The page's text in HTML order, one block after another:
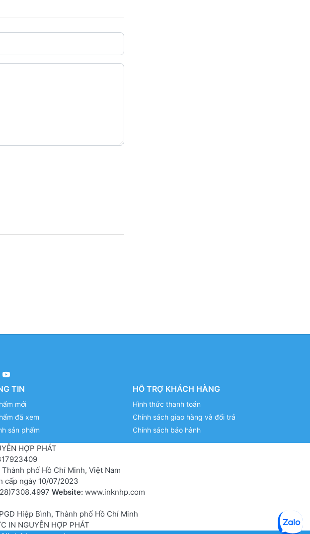
TIN
mới
đã xem
sản phẩm
HỖ TRỢ KHÁCH HÀNG
Hình thức thanh toán
Chính sách giao hàng và đổi trả
Chính sách bảo hành
HỢP PHÁT
phố Hồ Chí Minh, Việt Nam
cấp ngày 10/07/2023
Website: www.inknhp.com
Hiệp Bình, Thành phố Hồ Chí Minh
IN NGUYỄN HỢP PHÁT